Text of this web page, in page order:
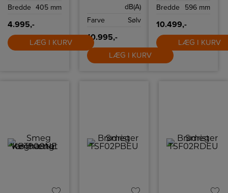
Bredde 405 mm
4.995,-
LÆG I KURV
Hygiejne 99,9%.
start kan du
opvask til at
passe ind i din
dagligdag, mens
Dry Assist+ og
FlexiZone gør det
dB(A)
Farve
Sølv
10.995,-
LÆG I KURV
Bredde
596 mm
10.499,-
LÆG I KURV